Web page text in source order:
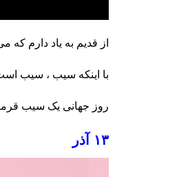
از قدیم به یاد دارم
با اینکه سیب ، سیب
روز جهانی یک سیب
۱۳ آذر